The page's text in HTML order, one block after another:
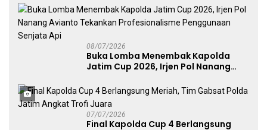
Publik
08/07/2026
Buka Lomba Menembak Kapolda
Jatim Cup 2026, Irjen Pol Nanang
Penggunaan Senjata Api
07/07/2026
Final Kapolda Cup 4 Berlangsung